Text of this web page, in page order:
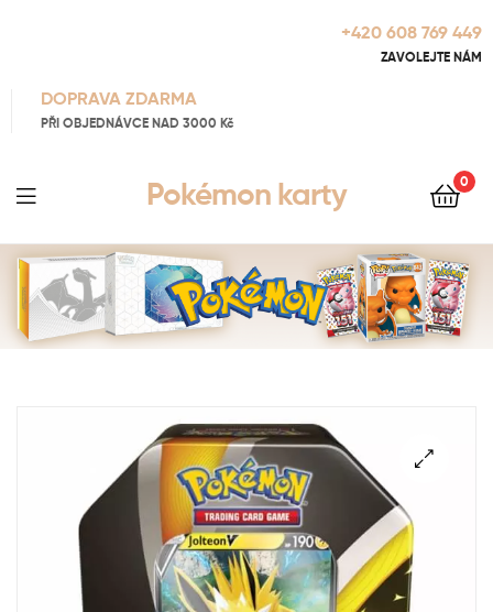
+420 608 769 449
ZAVOLEJTE NÁM
DOPRAVA ZDARMA
PŘI OBJEDNÁVCE NAD 3000 Kč
Pokémon karty 0